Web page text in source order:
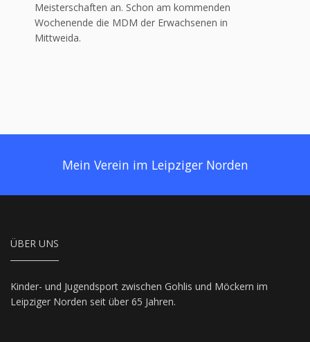
Meisterschaften an. Schon am kommenden
Wochenende die MDM der Erwachsenen in
Mittweida.
Mein Verein im Leipziger Norden
ÜBER UNS
Kinder- und Jugendsport zwischen Gohlis und Möckern im
Leipziger Norden seit über 65 Jahren.